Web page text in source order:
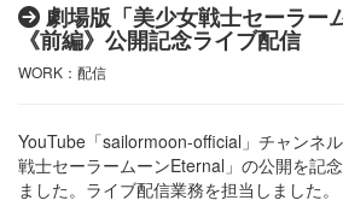
劇場版「美少女戦士セーラー
《前編》公開記念ライブ配信
WORK：配信
YouTube「sailormoon-official」チャンネ
戦士セーラームーンEternal」の公開を記
ました。ライブ配信業務を担当しました。